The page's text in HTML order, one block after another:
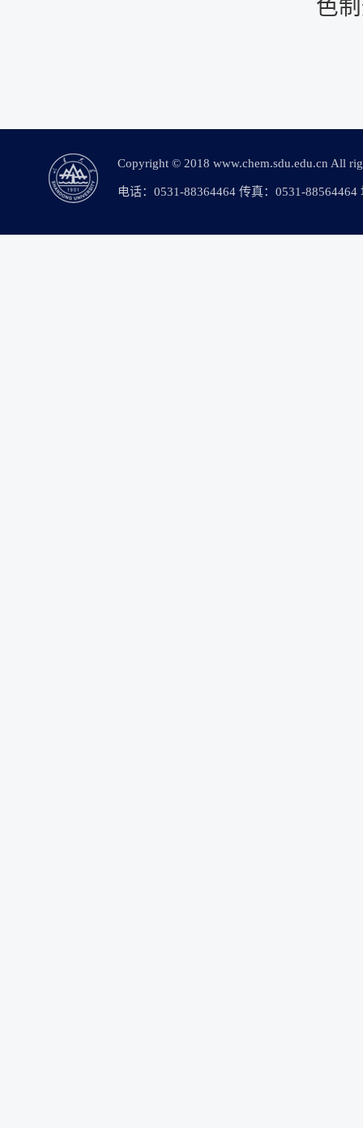
色
Copyright © 2018 www.chem.sdu.edu.cn All
电话：0531-88364464 传真：0531-